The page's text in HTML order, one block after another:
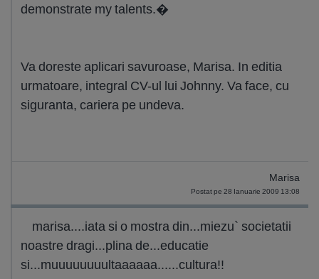
demonstrate my talents.�
Va doreste aplicari savuroase, Marisa. In editia
urmatoare, integral CV-ul lui Johnny. Va face, cu
siguranta, cariera pe undeva.
Marisa
Postat pe 28 Ianuarie 2009 13:08
marisa....iata si o mostra din...miezu` societatii
noastre dragi...plina de...educatie
si...muuuuuuuultaaaaaa......cultura!!